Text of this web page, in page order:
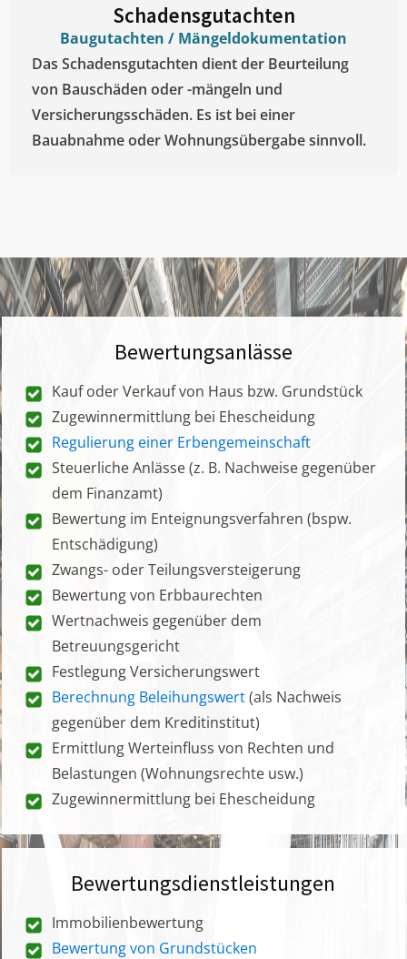
Schadensgutachten
Baugutachten / Mängeldokumentation
Das Schadensgutachten dient der Beurteilung
von Bauschäden oder -mängeln und
Versicherungsschäden. Es ist bei einer
Bauabnahme oder Wohnungsübergabe sinnvoll.
Bewertungsanlässe
Kauf oder Verkauf von Haus bzw. Grundstück
Zugewinnermittlung bei Ehescheidung
Regulierung einer Erbengemeinschaft
Steuerliche Anlässe (z. B. Nachweise gegenüber
dem Finanzamt)
Bewertung im Enteignungsverfahren (bspw.
Entschädigung)
Zwangs- oder Teilungsversteigerung
Bewertung von Erbbaurechten
Wertnachweis gegenüber dem
Betreuungsgericht
Festlegung Versicherungswert
Berechnung Beleihungswert(als Nachweis
gegenüber dem Kreditinstitut)
Ermittlung Werteinfluss von Rechten und
Belastungen (Wohnungsrechte usw.)
Zugewinnermittlung bei Ehescheidung
Bewertungsdienstleistungen
Immobilienbewertung
Bewertung von Grundstücken